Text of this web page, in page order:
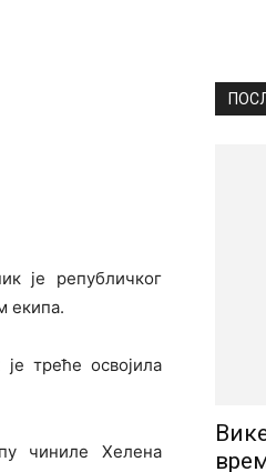
је републичког
екипа.
треће освојила
чиниле Хелена